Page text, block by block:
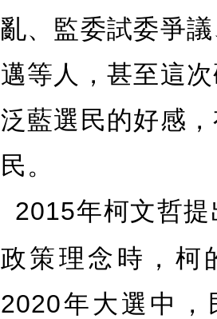
亂、監委試委爭
邁等人，甚至這
泛藍選民的好感
民。
2015年柯文哲
政策理念時，柯
2020年大選中